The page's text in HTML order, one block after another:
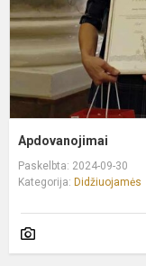
Apdovanojimai
Paskelbta: 2024-09-30
Kategorija: Didžiuojamės